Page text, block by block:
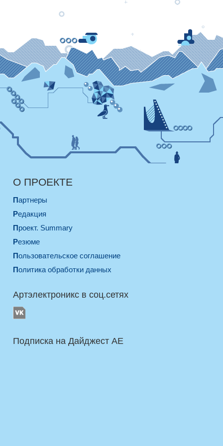
О ПРОЕКТЕ
Партнеры
Редакция
Проект. Summary
Резюме
Пользовательское соглашение
Политика обработки данных
Артэлектроникс в соц.сетях
Подписка на Дайджест AE